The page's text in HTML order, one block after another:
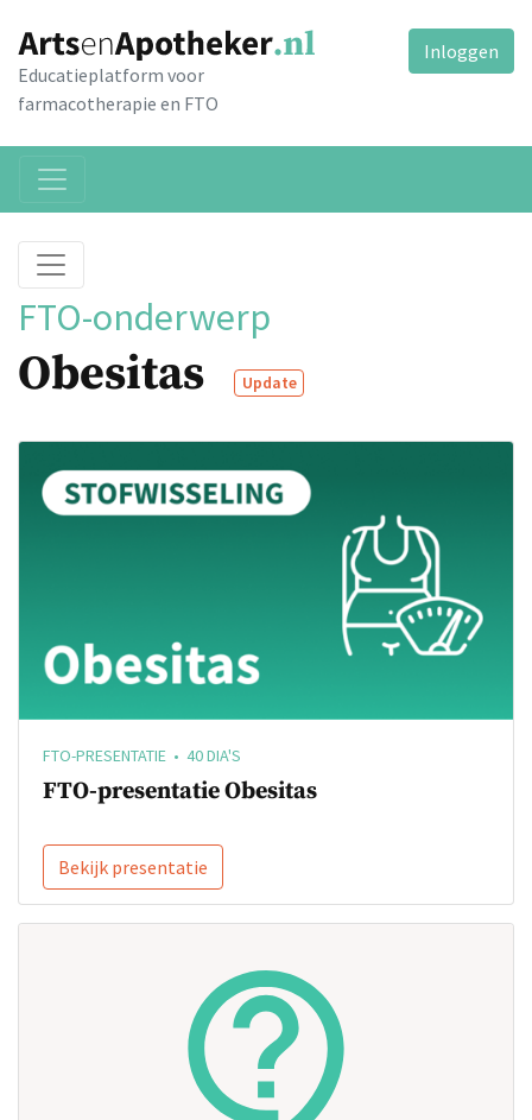
Educatieplatform voor
farmacotherapie en FTO
Inloggen
FTO-onderwerp
Obesitas Update
FTO-PRESENTATIE • 40 DIA'S
FTO-presentatie Obesitas
Bekijk presentatie